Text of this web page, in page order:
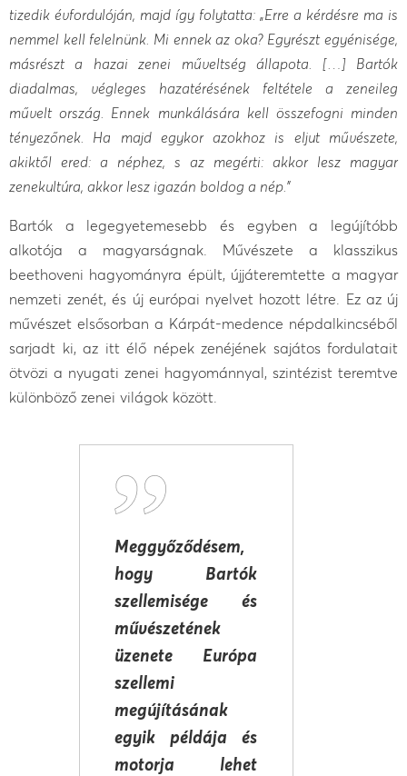
tizedik évfordulóján, majd így folytatta: „Erre a kérdésre ma is
nemmel kell felelnünk. Mi ennek az oka? Egyrészt egyénisége,
másrészt a hazai zenei műveltség állapota. […] Bartók
diadalmas, végleges hazatérésének feltétele a zeneileg
művelt ország. Ennek munkálására kell összefogni minden
tényezőnek. Ha majd egykor azokhoz is eljut művészete,
akiktől ered: a néphez, s az megérti: akkor lesz magyar
zenekultúra, akkor lesz igazán boldog a nép.”
Bartók a legegyetemesebb és egyben a legújítóbb
alkotója a magyarságnak. Művészete a klasszikus
beethoveni hagyományra épült, újjáteremtette a magyar
nemzeti zenét, és új európai nyelvet hozott létre. Ez az új
művészet elsősorban a Kárpát-medence népdalkincséből
sarjadt ki, az itt élő népek zenéjének sajátos fordulatait
ötvözi a nyugati zenei hagyománnyal, szintézist teremtve
különböző zenei világok között.
Meggyőződésem,
hogy Bartók
szellemisége és
művészetének
üzenete Európa
szellemi
megújításának
egyik példája és
motorja lehet